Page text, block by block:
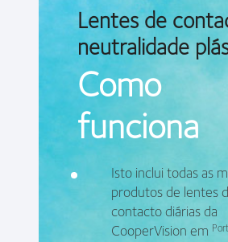
Lentes de
neutralidade
Como
funciona
Isto inclui todas as
produtos de lentes
contacto diárias da
CooperVision em